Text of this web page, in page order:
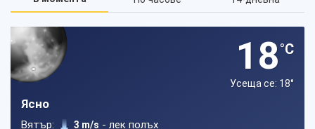
18°C
Усеща се: 18°
Ясно
Вятър: 3 m/s - лек полъх